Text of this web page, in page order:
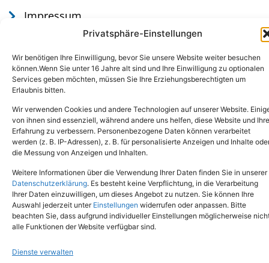
Privatsphäre-Einstellungen
Wir benötigen Ihre Einwilligung, bevor Sie unsere Website weiter besuchen
können.Wenn Sie unter 16 Jahre alt sind und Ihre Einwilligung zu optionalen
Services geben möchten, müssen Sie Ihre Erziehungsberechtigten um
Erlaubnis bitten.
Wir verwenden Cookies und andere Technologien auf unserer Website.
von ihnen sind essenziell, während andere uns helfen, diese Website und Ihre
Erfahrung zu verbessern. Personenbezogene Daten können verarbeitet
werden (z. B. IP-Adressen), z. B. für personalisierte Anzeigen und Inhalte
die Messung von Anzeigen und Inhalten.
Weitere Informationen über die Verwendung Ihrer Daten finden Sie in unserer
Datenschutzerklärung. Es besteht keine Verpflichtung, in die Verarbeitung
Ihrer Daten einzuwilligen, um dieses Angebot zu nutzen. Sie können Ihre
Auswahl jederzeit unter Einstellungen widerrufen oder anpassen. Bitte
beachten Sie, dass aufgrund individueller Einstellungen möglicherweise
alle Funktionen der Website verfügbar sind.
Dienste verwalten
Impressum
Datenschutz
Copyright © 2024. Alle Rechte vorbehalten.
Tel.: (02651) - 77438info@tierheim-mayen.de
In der Pluns 1, 56727 Mayen